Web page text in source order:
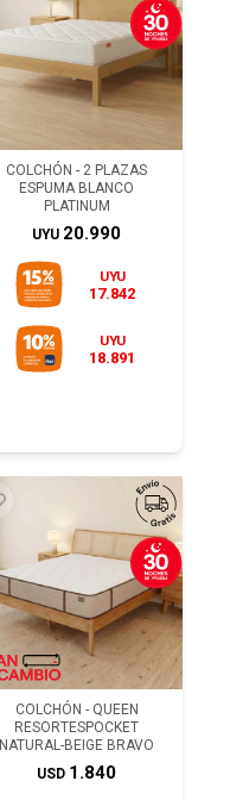
COLCHÓN - 2 PLAZAS
ESPUMA BLANCO
PLATINUM
UYU 20.990
UYU
17.842
UYU
18.891
COLCHÓN - QUEEN
RESORTESPOCKET
NATURAL-BEIGE BRAVO
USD 1.840